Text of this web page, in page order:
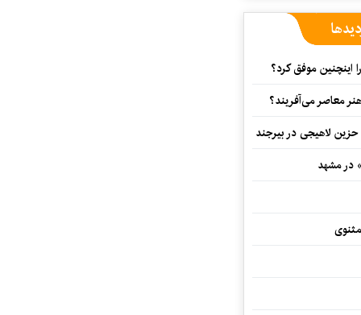
اینچنین موفق کرد؟
معاصر می‌آفریند؟
لاهیجی در بیرجند
در مشهد